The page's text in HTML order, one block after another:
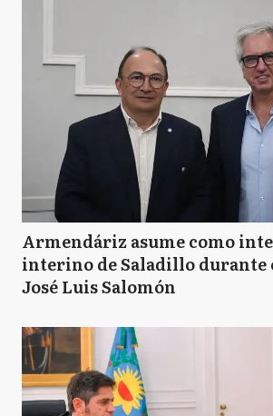
Armendáriz asume como
interino de Saladillo durante
José Luis Salomón